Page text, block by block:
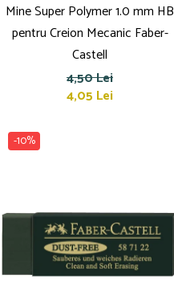
Mine Super Polymer 1.0 mm HB
pentru Creion Mecanic Faber-
Castell
4,50 Lei
4,05 Lei
-10%